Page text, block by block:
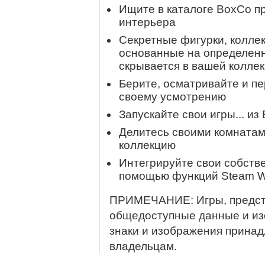
Ищите в каталоге BoxCo
интерьера
Секретные фигурки,
основанные на
скрывается в вашей
Берите, осматривайте и
своему усмотрению
Запускайте свои игры... из
Делитесь своими
коллекцию
Интегрируйте свои
помощью функций Steam
ПРИМЕЧАНИЕ: Игры,
общедоступные данные и
знаки и изображения
владельцам.